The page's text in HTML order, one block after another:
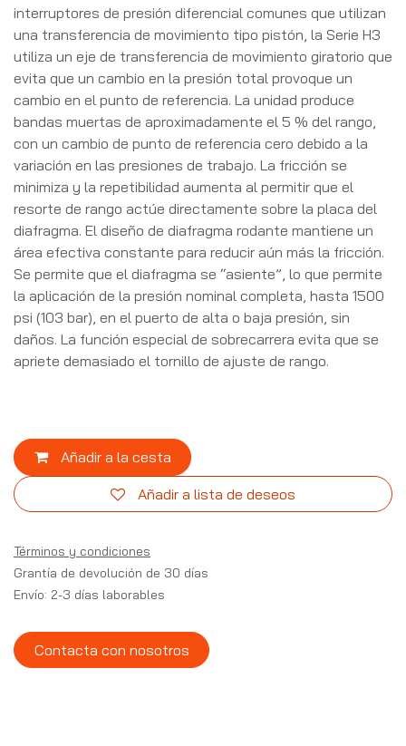
interruptores de presión diferencial comunes que utilizan
una transferencia de movimiento tipo pistón, la Serie H3
utiliza un eje de transferencia de movimiento giratorio que
evita que un cambio en la presión total provoque un
cambio en el punto de referencia. La unidad produce
bandas muertas de aproximadamente el 5 % del rango,
con un cambio de punto de referencia cero debido a la
variación en las presiones de trabajo. La fricción se
minimiza y la repetibilidad aumenta al permitir que el
resorte de rango actúe directamente sobre la placa del
diafragma. El diseño de diafragma rodante mantiene un
área efectiva constante para reducir aún más la fricción.
Se permite que el diafragma se “asiente”, lo que permite
la aplicación de la presión nominal completa, hasta 1500
psi (103 bar), en el puerto de alta o baja presión, sin
daños. La función especial de sobrecarrera evita que se
apriete demasiado el tornillo de ajuste de rango.
Añadir a la cesta
Añadir a lista de deseos
Términos y condiciones
Grantía de devolución de 30 días
Envío: 2-3 días laborables
Contacta con nosotros